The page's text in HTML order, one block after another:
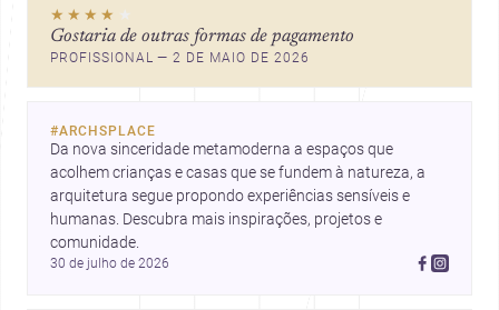
★★★★ ★
Gostaria de outras formas de pagamento
PROFISSIONAL — 2 DE MAIO DE 2026
#ARCHSPLACE
Da nova sinceridade metamoderna a espaços que
acolhem crianças e casas que se fundem à natureza, a
arquitetura segue propondo experiências sensíveis e
humanas. Descubra mais inspirações, projetos e
comunidade.
30 de julho de 2026